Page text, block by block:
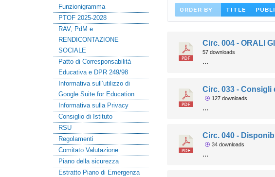
Funzionigramma
PTOF 2025-2028
RAV, PdM e
RENDICONTAZIONE
SOCIALE
Patto di Corresponsabilità
Educativa e DPR 249/98
Informativa sull’utilizzo di
Google Suite for Education
Informativa sulla Privacy
Consiglio di Istituto
RSU
Regolamenti
Comitato Valutazione
Piano della sicurezza
Estratto Piano di Emergenza
ORDER BY TITLE
Circ. 004 - ORALI
57 downloads
...
Circ. 033 - Consigli
127 downloads
...
Circ. 040 -
34 downloads
...